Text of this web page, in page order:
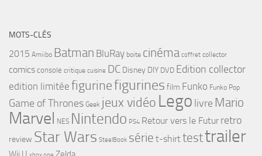
MOTS-CLÉS
2015 Amiibo Batman BluRay boite cinéma coffret collector
comics console critique cuisine DC Disney DIY DVD Edition collector
edition limitée figurinefigurines film Funko Funko Pop
Game of Thrones Geek jeux vidéo Lego livre Mario
Marvel NES Nintendo PS4 Retour vers le Futur retro
review Star Wars SteelBook série t-shirttesttrailer